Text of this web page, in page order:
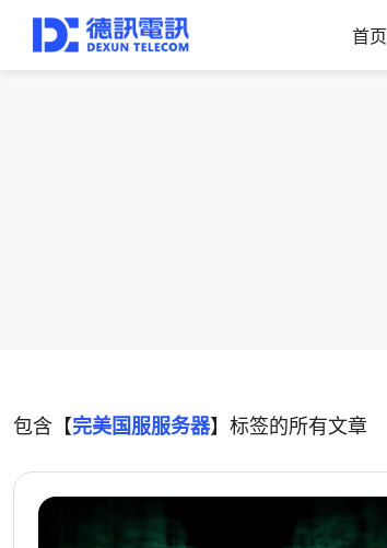
首页
包含【完美国服服务器】标签的所有文章